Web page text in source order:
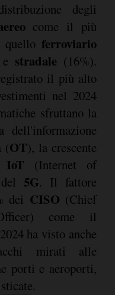
degli
come il più
quello ferroviario
stradale (16%).
il più alto
nel 2024
sfruttano la
dell'informazione
(OT), la crescente
IoT (Internet of
5G. Il fattore
dei CISO (Chief
come il
ha visto anche
mirati alle
porti e aeroporti,